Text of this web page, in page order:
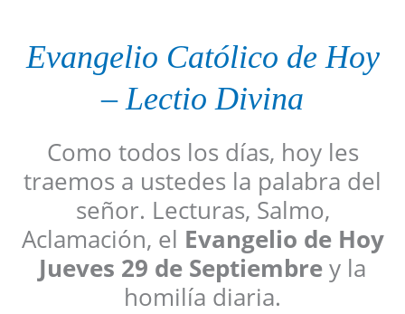
Evangelio Católico de Hoy
– Lectio Divina
Como todos los días, hoy les
traemos a ustedes la palabra del
señor. Lecturas, Salmo,
Aclamación, el Evangelio de Hoy
Jueves 29 de Septiembrey la
homilía diaria.